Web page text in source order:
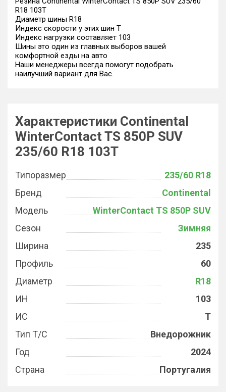
R18 103T
Диаметр шины R18
Индекс скорости у этих шин T
Индекс нагрузки составляет 103
Шины это один из главных выборов вашей
комфортной езды на авто
Наши менеджеры всегда помогут подобрать
наилучший вариант для Вас.
Характеристики Continental
WinterContact TS 850P SUV
235/60 R18 103T
Типоразмер
235/60 R18
Бренд
Continental
Модель
WinterContact TS 850P SUV
Сезон
Зимняя
Ширина
235
Профиль
60
Диаметр
R18
ИН
103
ИС
T
Тип Т/С
Внедорожник
Год
2024
Страна
Португалия